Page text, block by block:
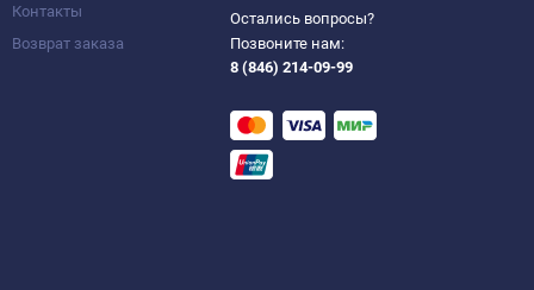
Контакты
Возврат заказа
Остались вопросы?
Позвоните нам:
8 (846) 214-09-99